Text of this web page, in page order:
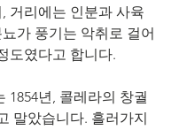
거리에는 인분과 사육
가 풍기는 악취로 걸어
도였다고 합니다.
1854년, 콜레라의 창궐
말았습니다. 흘러가지